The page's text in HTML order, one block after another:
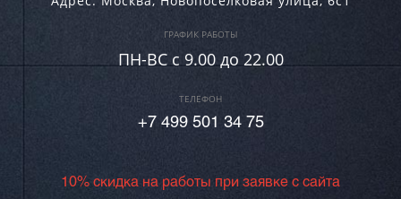
ГРАФИК РАБОТЫ
ПН-ВC c 9.00 до 22.00
ТЕЛЕФОН
+7 499 501 34 75
10% скидка на работы при заявке с сайта